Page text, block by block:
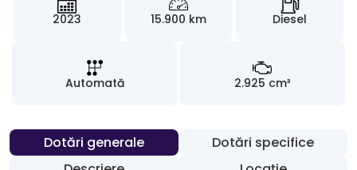
2023 15.900 km Diesel
Automată 2.925 cm³
Dotări generale
Dotări specifice